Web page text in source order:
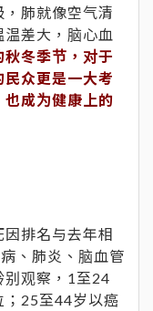
肺就像空气清
差大，脑心血
秋冬季节，对于
众更是一大考
成为健康上的
排名与去年相
、肺炎、脑血管
别观察，1至24
；25至44岁以癌